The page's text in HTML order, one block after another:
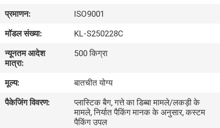
हमारे
बारे
में
कारखाना
भ्रमण
प्रमाणन:
ISO9001
मॉडल संख्या:
KL-S250228C
न्यूनतम आदेश
मात्रा:
500 किग्रा
मूल्य:
बातचीत योग्य
पैकेजिंग विवरण:
प्लास्टिक बैग, गत्ते का डिब्बा मामले/लकड़ी के
मामले, निर्यात पैकिंग मानक के अनुसार, कस्टम
पैकिंग उपल